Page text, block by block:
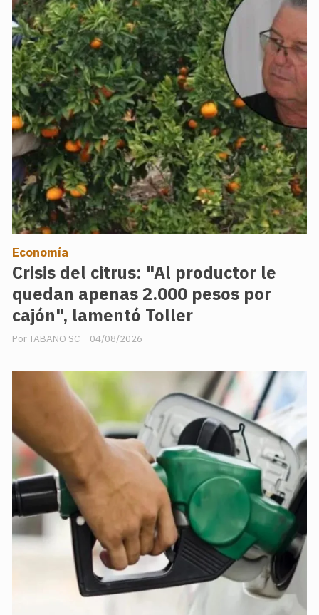
Crisis del citrus: "Al productor le
quedan apenas 2.000 pesos por
cajón", lamentó Toller
TABANO SC
Economía
04/08/2026